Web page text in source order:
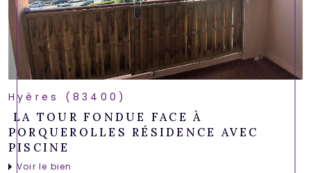
Hyères (83400)
LA TOUR FONDUE FACE À
PORQUEROLLES RÉSIDENCE AVEC
PISCINE
Voir le bien